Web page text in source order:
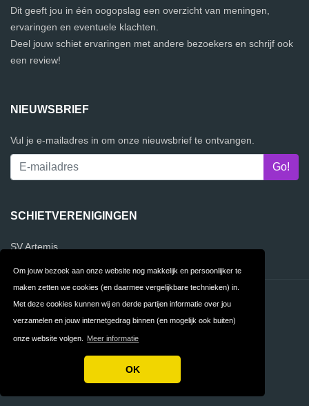
Om jouw bezoek aan onze website nog makkelijk en persoonlijker te
maken zetten we cookies (en daarmee vergelijkbare technieken) in.
Met deze cookies kunnen wij en derde partijen informatie over jou
verzamelen en jouw internetgedrag binnen (en mogelijk ook buiten)
onze website volgen. Meer informatie
OK
Dit geeft jou in één oogopslag een overzicht van meningen,
ervaringen en eventuele klachten.
Deel jouw schiet ervaringen met andere bezoekers en schrijf ook
een review!
NIEUWSBRIEF
Vul je e-mailadres in om onze nieuwsbrief te ontvangen.
SCHIETVERENIGINGEN
SV Artemis
Contact Privacy
Algemene FAQ
Copyright © 2026 VergelijkSchietverenigingen